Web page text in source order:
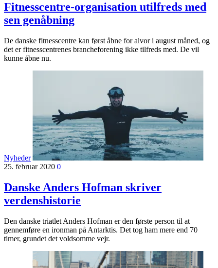
Fitnesscentre-organisation utilfreds med
sen genåbning
De danske fitnesscentre kan først åbne for alvor i august måned, og
det er fitnesscentrenes brancheforening ikke tilfreds med. De vil
kunne åbne nu.
Nyheder
25. februar 2020 0
Danske Anders Hofman skriver
verdenshistorie
Den danske triatlet Anders Hofman er den første person til at
gennemføre en ironman på Antarktis. Det tog ham mere end 70
timer, grundet det voldsomme vejr.